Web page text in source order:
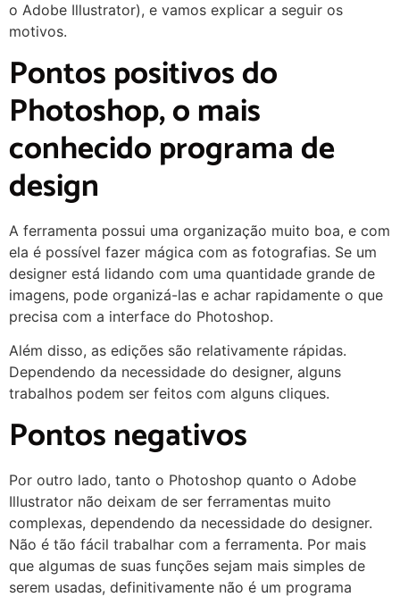
o Adobe Illustrator), e vamos explicar a seguir os
motivos.
Pontos positivos do
Photoshop, o mais
conhecido programa de
design
A ferramenta possui uma organização muito boa, e com
ela é possível fazer mágica com as fotografias. Se um
designer está lidando com uma quantidade grande de
imagens, pode organizá-las e achar rapidamente o que
precisa com a interface do Photoshop.
Além disso, as edições são relativamente rápidas.
Dependendo da necessidade do designer, alguns
trabalhos podem ser feitos com alguns cliques.
Pontos negativos
Por outro lado, tanto o Photoshop quanto o Adobe
Illustrator não deixam de ser ferramentas muito
complexas, dependendo da necessidade do designer.
Não é tão fácil trabalhar com a ferramenta. Por mais
que algumas de suas funções sejam mais simples de
serem usadas, definitivamente não é um programa